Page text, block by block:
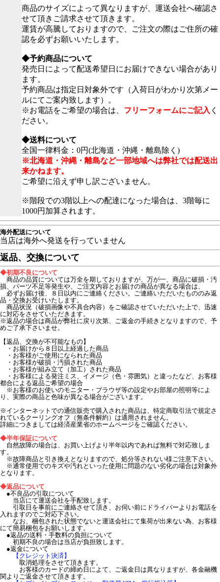
商品のサイズによって異なりますが、運送会社へ確認さ
せて頂きご請求させて頂きます。
運賃が高騰しておりますので、ご注文の際はご住所の確
認を必ずお願いいたします。
◆予約商品について
発売日によって配送希望日にお届けできない場合があり
ます。
予約商品は指定日対象外です（入荷日がわかり次第メー
ルにてご案内致します）。
※お電話をご希望の場合は、 フリーフォームにご記入 く
ださい。
◆送料について
全国一律料金：0円(北海道・沖縄・離島除く)
※北海道・沖縄・離島など一部地域へは弊社では配送出
来かねます。
ご希望に沿えず申し訳ございません。
※階段での3階以上への配達になった場合は、3階毎に
1000円加算されます。
海外配送について
当店は海外へ発送を行っていません
返品、交換について
◆初期不良について
商品の品質については万全を期しておりますが、万が一、商品に破損・汚
損、パーツ不足等発生や、ご注文内容とお届けの商品が異なる場合は、
必ずお届け後、８日以内にご連絡ください。ご連絡いただいたもののみ返
品・交換お受けいたします。
商品状況（破損画像や不具合内容）をご確認させていただいた上で、迅速
に対応をさせていただきます。
※返品の場合は商品が弊社に戻り次第、ご返金の手続きとなりますので、予
めご了承下さいませ。
【返品、交換が不可能なもの】
・お届けから８日以上経過した商品
・お客様がご使用になられた商品
・お客様が破損・汚損された商品
・お客様が組み立て（加工）された商品
・お客様による発注ミス、イメージ（色・雰囲気）と違ったなど、お客様
都合による返品ご希望の場合
※お客様のお使いのモニター・ブラウザ等の設定やお部屋の照明等によ
り、実際の商品と色味が異なる場合がございます。
※インターネットでの通信販売で購入された商品は、特定商取引法で規定さ
れているクーリングオフ（無条件解約）は適用されません。
詳細につきましては経済産業省のホームページをご確認ください。
◆半年保証について
自然故障の場合は、お買い上げより半年以内であれば無料で対応致しま
す。
※故障商品と引き換えとなりますので、処分等されない様ご注意下さい。
※通常使用でのキズや汚れといった使用に問題のない劣化の場合は対象外
となります。
◆返品について
●不良品の引取について
当店にて運送会社を手配致します。
引取日を事前にご連絡させて頂き、お伺い前にドライバーよりお電話を
入れますのでご対応下さい。
なお、梱包された状態でないと運送会社にて集荷が出来ない為、お客様
にて簡易梱包をお願いします。
●返品の送料・手数料の負担について
初期不良の場合は当店が負担致します。
●返金について
【クレジット決済】
取消処理をさせて頂きます。
お客様のカードの締め日によて、ご返金日は異なりますが、各金融機
関よりご返金させて頂きます。